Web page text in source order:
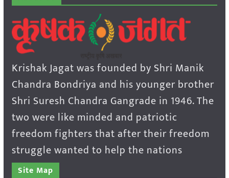
Krishak Jagat was founded by Shri Manik
Chandra Bondriya and his younger brother
Shri Suresh Chandra Gangrade in 1946. The
two were like minded and patriotic
freedom fighters that after their freedom
struggle wanted to help the nations
Site Map